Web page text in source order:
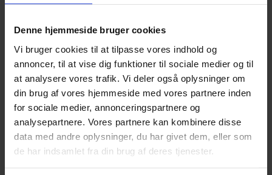
Denne hjemmeside bruger cookies
Vi bruger cookies til at tilpasse vores indhold og
annoncer, til at vise dig funktioner til sociale medier og til
at analysere vores trafik. Vi deler også oplysninger om
din brug af vores hjemmeside med vores partnere inden
for sociale medier, annonceringspartnere og
analysepartnere. Vores partnere kan kombinere disse
data med andre oplysninger, du har givet dem, eller som
de har indsamlet fra din brug af deres tjenester.